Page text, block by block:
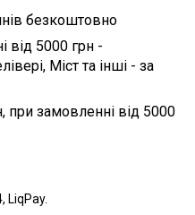
безкоштовно
від 5000 грн -
Міст та інші - за
замовленні від 5000
LiqPay.